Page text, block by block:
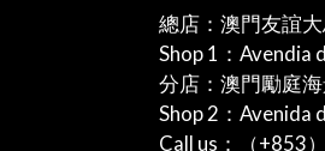
總店：澳門友誼
Shop 1：Avendia
分店：澳門勵庭
Shop 2：Avenida
Call us：（+853）